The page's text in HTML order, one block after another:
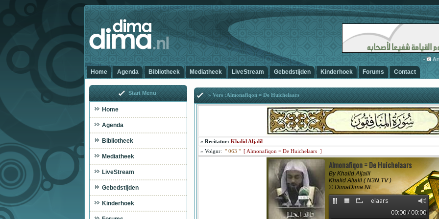
Arrad
Home Agenda Bibliotheek Mediatheek LiveStream Gebedstijden Kinderhoek Forums Contact
» Vers :Almonafiqon = De Huichelaars
» Recitator: Khalid Aljalil
» Volgnr: " 063 " [ Almonafiqon = De Huichelaars ]
Almonafiqon = De Huichelaars
By Khalid Aljalil
Khalid Aljalil ( N3N.TV )
© DimaDima.NL
Almonafiqon = De Huichelaars
00:00 / 00:00
Start Menu
Home
Agenda
Bibliotheek
Mediatheek
LiveStream
Gebedstijden
Kinderhoek